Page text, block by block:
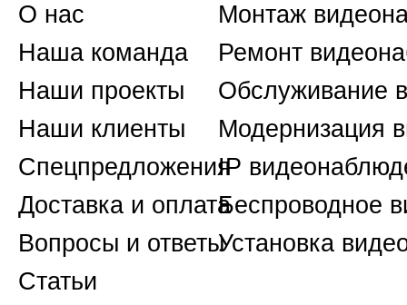
О нас
Наша команда
Наши проекты
Наши клиенты
Спецпредложения
Доставка и оплата
Вопросы и ответы
Статьи
Монтаж
Ремонт
Обслуживание
Модернизация
IP
Беспроводное
Установка